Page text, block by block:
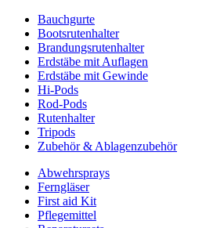
Bauchgurte
Bootsrutenhalter
Brandungsrutenhalter
Erdstäbe mit Auflagen
Erdstäbe mit Gewinde
Hi-Pods
Rod-Pods
Rutenhalter
Tripods
Zubehör & Ablagenzubehör
Abwehrsprays
Ferngläser
First aid Kit
Pflegemittel